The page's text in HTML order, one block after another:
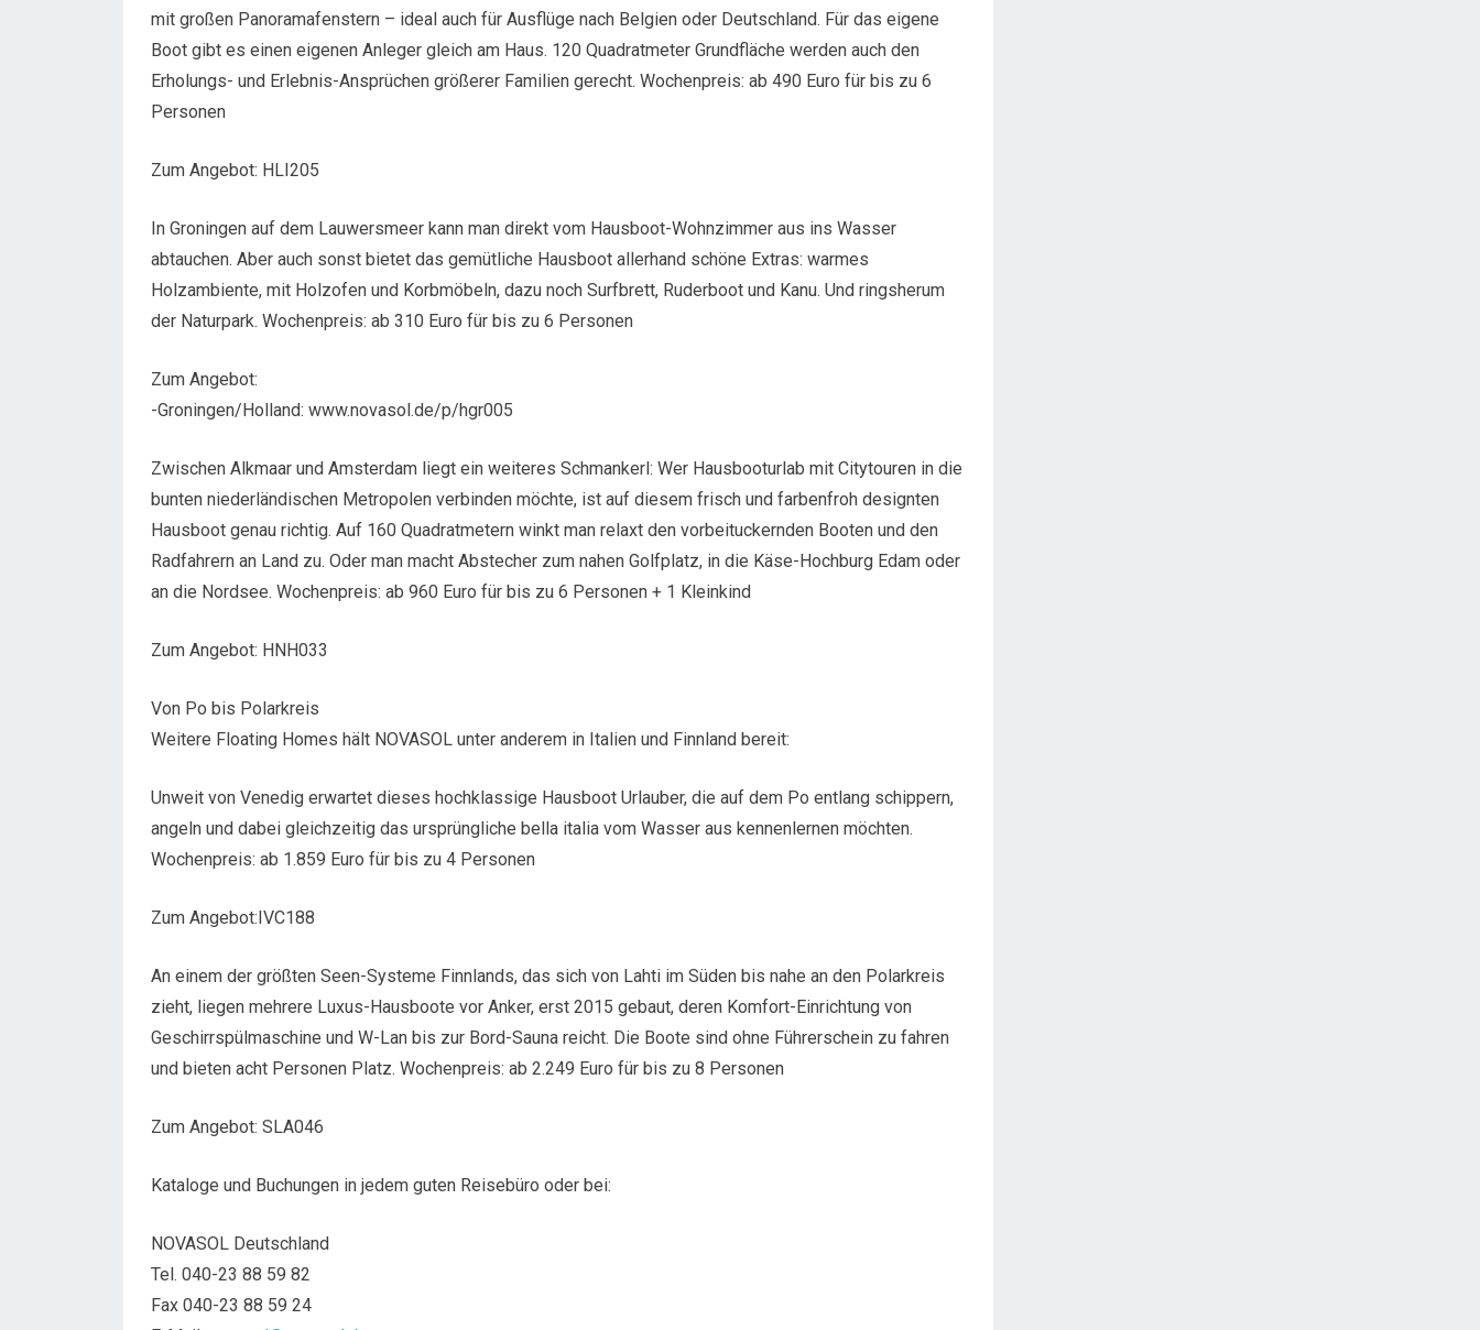
mit großen Panoramafenstern – ideal auch für Ausflüge nach Belgien oder Deutschland. Für das eigene
Boot gibt es einen eigenen Anleger gleich am Haus. 120 Quadratmeter Grundfläche werden auch den
Erholungs- und Erlebnis-Ansprüchen größerer Familien gerecht. Wochenpreis: ab 490 Euro für bis zu 6
Personen
Zum Angebot: HLI205
In Groningen auf dem Lauwersmeer kann man direkt vom Hausboot-Wohnzimmer aus ins Wasser
abtauchen. Aber auch sonst bietet das gemütliche Hausboot allerhand schöne Extras: warmes
Holzambiente, mit Holzofen und Korbmöbeln, dazu noch Surfbrett, Ruderboot und Kanu. Und ringsherum
der Naturpark. Wochenpreis: ab 310 Euro für bis zu 6 Personen
Zum Angebot:
-Groningen/Holland: www.novasol.de/p/hgr005
Zwischen Alkmaar und Amsterdam liegt ein weiteres Schmankerl: Wer Hausbooturlab mit Citytouren in die
bunten niederländischen Metropolen verbinden möchte, ist auf diesem frisch und farbenfroh designten
Hausboot genau richtig. Auf 160 Quadratmetern winkt man relaxt den vorbeituckernden Booten und den
Radfahrern an Land zu. Oder man macht Abstecher zum nahen Golfplatz, in die Käse-Hochburg Edam oder
an die Nordsee. Wochenpreis: ab 960 Euro für bis zu 6 Personen + 1 Kleinkind
Zum Angebot: HNH033
Von Po bis Polarkreis
Weitere Floating Homes hält NOVASOL unter anderem in Italien und Finnland bereit:
Unweit von Venedig erwartet dieses hochklassige Hausboot Urlauber, die auf dem Po entlang schippern,
angeln und dabei gleichzeitig das ursprüngliche bella italia vom Wasser aus kennenlernen möchten.
Wochenpreis: ab 1.859 Euro für bis zu 4 Personen
Zum Angebot:IVC188
An einem der größten Seen-Systeme Finnlands, das sich von Lahti im Süden bis nahe an den Polarkreis
zieht, liegen mehrere Luxus-Hausboote vor Anker, erst 2015 gebaut, deren Komfort-Einrichtung von
Geschirrspülmaschine und W-Lan bis zur Bord-Sauna reicht. Die Boote sind ohne Führerschein zu fahren
und bieten acht Personen Platz. Wochenpreis: ab 2.249 Euro für bis zu 8 Personen
Zum Angebot: SLA046
Kataloge und Buchungen in jedem guten Reisebüro oder bei:
NOVASOL Deutschland
Tel. 040-23 88 59 82
Fax 040-23 88 59 24